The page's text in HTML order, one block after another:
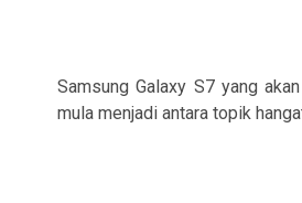
Samsung Galaxy S7 yang
mula menjadi antara topik